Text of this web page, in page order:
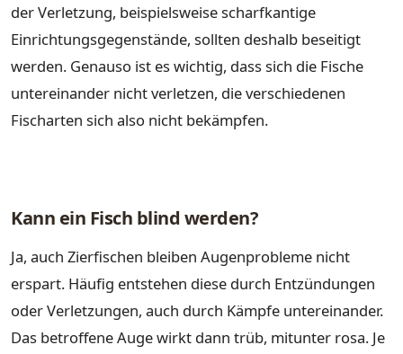
der Verletzung, beispielsweise scharfkantige
Einrichtungsgegenstände, sollten deshalb beseitigt
werden. Genauso ist es wichtig, dass sich die Fische
untereinander nicht verletzen, die verschiedenen
Fischarten sich also nicht bekämpfen.
Kann ein Fisch blind werden?
Ja, auch Zierfischen bleiben Augenprobleme nicht
erspart. Häufig entstehen diese durch Entzündungen
oder Verletzungen, auch durch Kämpfe untereinander.
Das betroffene Auge wirkt dann trüb, mitunter rosa. Je